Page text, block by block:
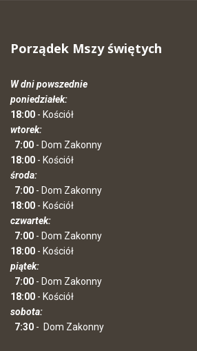
Porządek Mszy świętych
W dni powszednie
poniedziałek:
18:00 - Kościół
wtorek:
7:00 - Dom Zakonny
18:00 - Kościół
środa:
7:00 - Dom Zakonny
18:00 - Kościół
czwartek:
7:00 - Dom Zakonny
18:00 - Kościół
piątek:
7:00 - Dom Zakonny
18:00 - Kościół
sobota:
7:30 - Dom Zakonny